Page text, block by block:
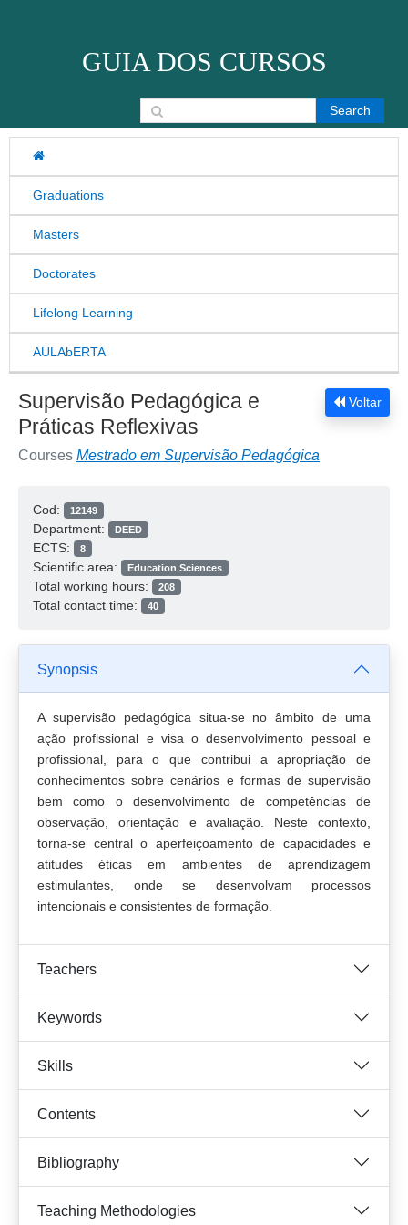
GUIA DOS CURSOS
Graduations
Masters
Doctorates
Lifelong Learning
AULAbERTA
Search for:
Voltar
Supervisão Pedagógica e
Práticas Reflexivas
Courses Mestrado em Supervisão Pedagógica
Cod: 12149
Department: DEED
ECTS: 8
Scientific area: Education Sciences
Total working hours: 208
Total contact time: 40
Synopsis
A supervisão pedagógica situa-se no âmbito de uma
ação profissional e visa o desenvolvimento pessoal e
profissional, para o que contribui a apropriação de
conhecimentos sobre cenários e formas de supervisão
bem como o desenvolvimento de competências de
observação, orientação e avaliação. Neste contexto,
torna-se central o aperfeiçoamento de capacidades e
atitudes éticas em ambientes de aprendizagem
estimulantes, onde se desenvolvam processos
intencionais e consistentes de formação.
Teachers
Keywords
Skills
Contents
Bibliography
Teaching Methodologies